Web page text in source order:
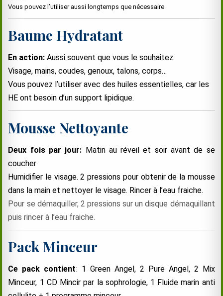
Vous pouvez l’utiliser aussi longtemps que nécessaire
Baume Hydratant
En action: Aussi souvent que vous le souhaitez.
Visage, mains, coudes, genoux, talons, corps…
Vous pouvez l’utiliser avec des huiles essentielles, car les
HE ont besoin d’un support lipidique.
Mousse Nettoyante
Deux fois par jour: Matin au réveil et soir avant de se
coucher
Humidifier le visage. 2 pressions pour obtenir de la mousse
dans la main et nettoyer le visage. Rincer à l’eau fraiche.
Pour se démaquiller, 2 pressions sur un disque démaquillant
puis rincer à l’eau fraiche.
Pack Minceur
Ce pack contient: 1 Green Angel, 2 Pure Angel, 2 Mix
Minceur, 1 CD Mincir par la sophrologie, 1 Fluide marin anti